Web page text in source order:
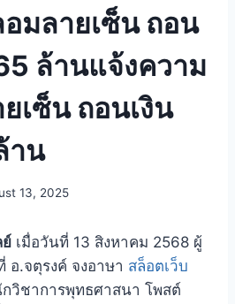
มลายเซ็น ถอน
ล้านแจ้งความ
เซ็น ถอนเงิน
าน
13, 2025
ย์ เมื่อวันที่ 13 สิงหาคม 2568 ผู้
อ.จตุรงค์ จงอาษา สล็อตเว็บ
วิชาการพุทธศาสนา โพสต์